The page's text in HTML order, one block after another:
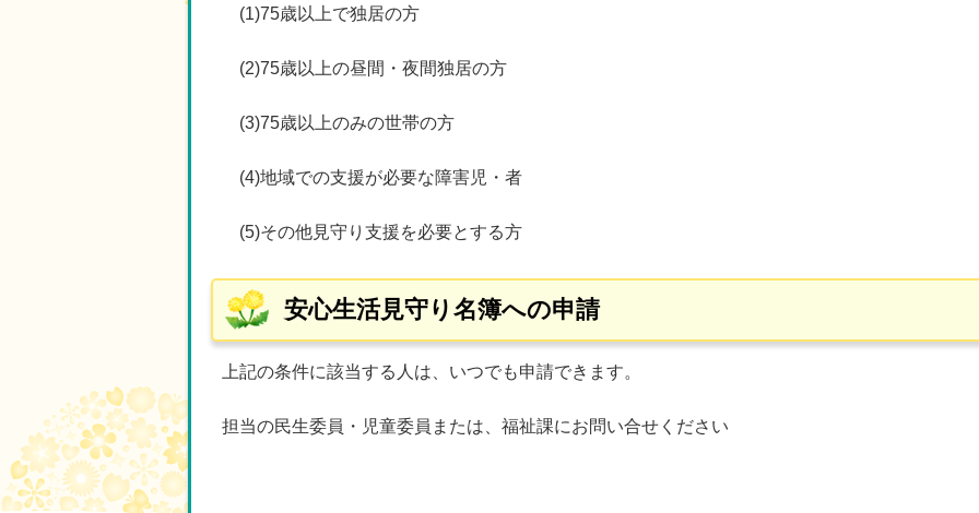
(1)75歳以上で独居の方
(2)75歳以上の昼間・夜間独居の方
(3)75歳以上のみの世帯の方
(4)地域での支援が必要な障害児・者
(5)その他見守り支援を必要とする方
安心生活見守り名簿への申請
上記の条件に該当する人は、いつでも申請できます。
担当の民生委員・児童委員または、福祉課にお問い合せください